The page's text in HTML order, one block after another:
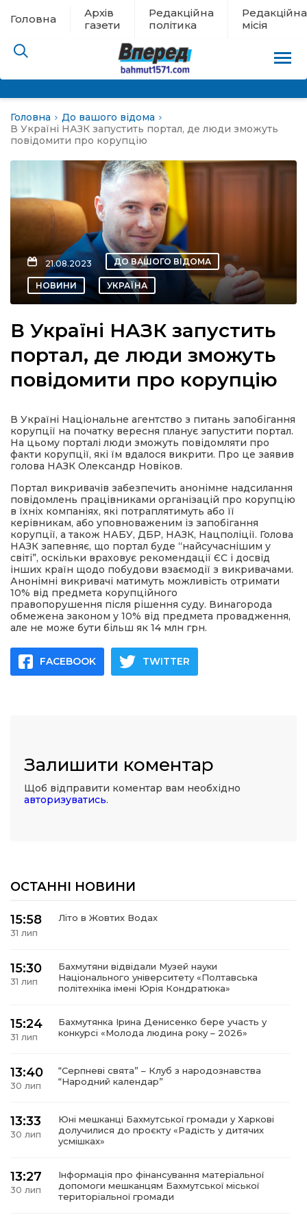
Головна
Архів
газети
Редакційна
політика
Редакційна
місія
евакуації
новини
політика
місія
Головна
До вашого відома
В Україні НАЗК запустить портал, де люди зможуть
повідомити про корупцію
21.08.2023 ДО ВАШОГО ВІДОМА
НОВИНИ УКРАЇНА
В Україні НАЗК запустить
портал, де люди зможуть
повідомити про корупцію
В Україні Національне агентство з питань запобігання
корупції на початку вересня планує запустити портал.
На цьому порталі люди зможуть повідомляти про
факти корупції, які їм вдалося викрити. Про це заявив
голова НАЗК Олександр Новіков.
Портал викривачів забезпечить анонімне надсилання
повідомлень працівниками організацій про корупцію
в їхніх компаніях, які потраплятимуть або її
керівникам, або уповноваженим із запобігання
корупції, а також НАБУ, ДБР, НАЗК, Нацполіції. Голова
НАЗК запевняє, що портал буде “найсучаснішим у
світі”, оскільки враховує рекомендації ЄС і досвід
інших країн щодо побудови взаємодії з викривачами.
Анонімні викривачі матимуть можливість отримати
10% від предмета корупційного
правопорушення після рішення суду. Винагорода
обмежена законом у 10% від предмета провадження,
але не може бути більш як 14 млн грн.
FACEBOOK TWITTER
Залишити коментар
Щоб відправити коментар вам необхідно
авторизуватись.
ОСТАННІ НОВИНИ
15:58
31 лип
Літо в Жовтих Водах
15:30
31 лип
Бахмутяни відвідали Музей науки
Національного університету «Полтавська
політехніка імені Юрія Кондратюка»
15:24
31 лип
Бахмутянка Ірина Денисенко бере участь у
конкурсі «Молода людина року – 2026»
13:40
30 лип
“Серпневі свята” – Клуб з народознавства
“Народний календар”
13:33
30 лип
Юні мешканці Бахмутської громади у Харкові
долучилися до проєкту «Радість у дитячих
усмішках»
13:27
30 лип
Інформація про фінансування матеріальної
допомоги мешканцям Бахмутської міської
територіальної громади